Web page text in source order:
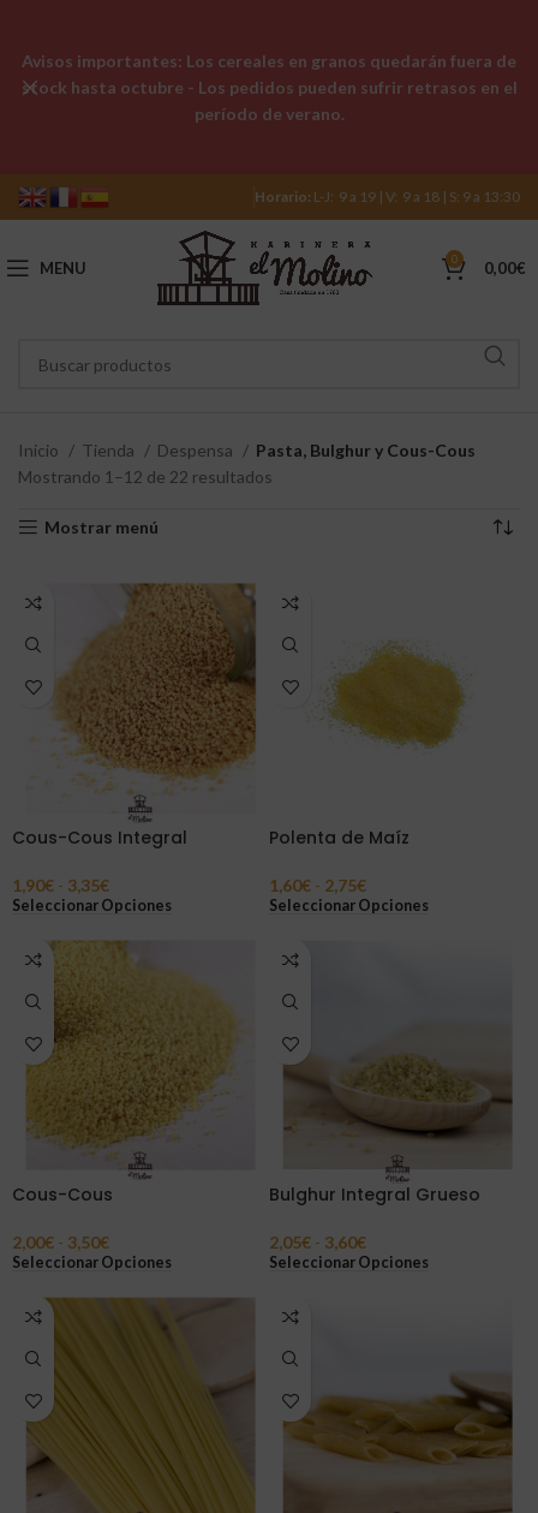
Horario: L-J: 9 a 19 | V: 9 a 18 | S: 9 a 13:30
MENU 0 0,00€
Inicio Tienda Despensa
Pasta, Bulghur y Cous-Cous
Mostrando 1–12 de 22 resultados
Mostrar menú
Cous-Cous Integral
1,90€ - 3,35€
Seleccionar Opciones
Polenta de Maíz
1,60€ - 2,75€
Seleccionar Opciones
Cous-Cous
2,00€ - 3,50€
Seleccionar Opciones
Bulghur Integral Grueso
2,05€ - 3,60€
Seleccionar Opciones
Avisos importantes: Los cereales en granos quedarán fuera de
stock hasta octubre - Los pedidos pueden sufrir retrasos en el
período de verano.